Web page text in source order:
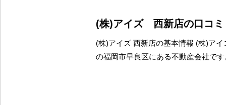
(株)アイズ 西新店の口コミ
(株)アイズ 西新店の基本情報 (株)ア
の福岡市早良区にある不動産会社で